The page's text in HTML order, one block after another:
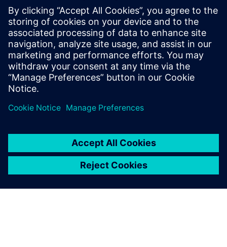
Rail-mounted temperature transmitters for accurate
measurement, easy panel integration and smart
diagnostics, from standard loops to high-availability
applications.